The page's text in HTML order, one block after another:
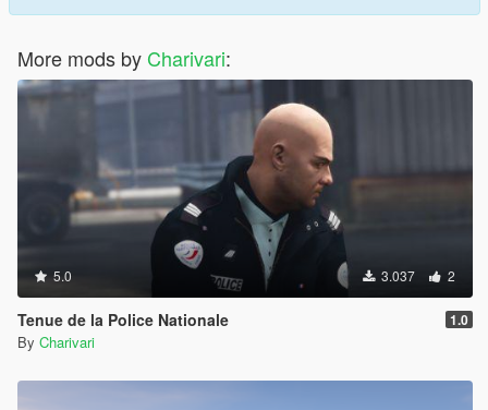
More mods by Charivari:
5.0 3.037 2
Tenue de la Police Nationale 1.0
By Charivari